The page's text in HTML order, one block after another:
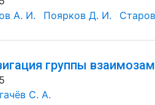
А. И.
Поярков Д. И.
группы
С. А.